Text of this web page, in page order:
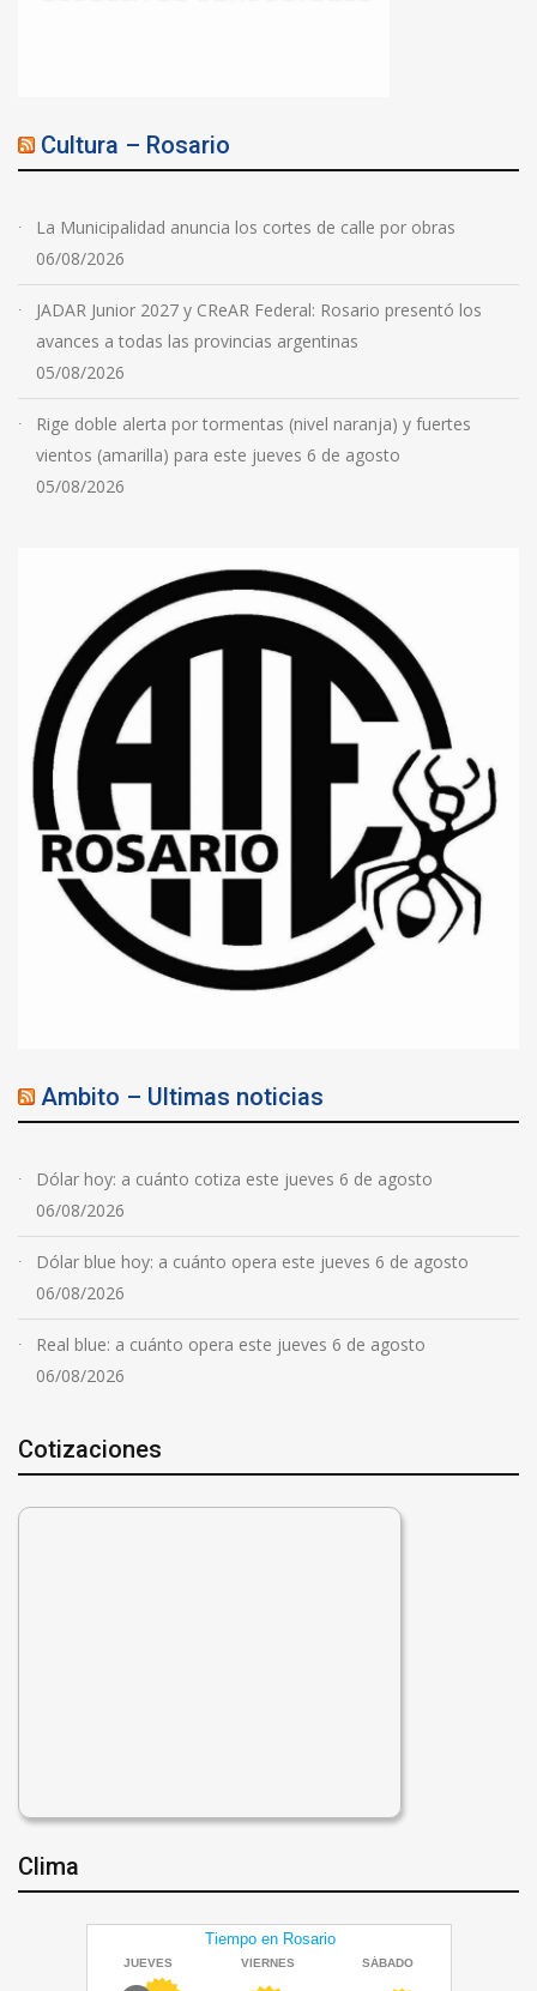
Cultura – Rosario
La Municipalidad anuncia los cortes de calle por obras
06/08/2026
JADAR Junior 2027 y CReAR Federal: Rosario presentó los
avances a todas las provincias argentinas
05/08/2026
Rige doble alerta por tormentas (nivel naranja) y fuertes
vientos (amarilla) para este jueves 6 de agosto
05/08/2026
Ambito – Ultimas noticias
Dólar hoy: a cuánto cotiza este jueves 6 de agosto
06/08/2026
Dólar blue hoy: a cuánto opera este jueves 6 de agosto
06/08/2026
Real blue: a cuánto opera este jueves 6 de agosto
06/08/2026
Cotizaciones
Clima